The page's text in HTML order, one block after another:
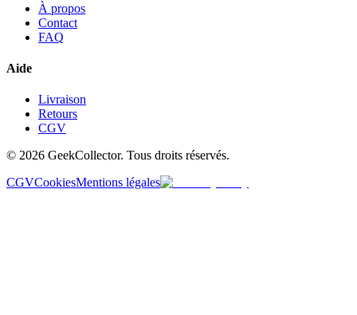
À propos
Contact
FAQ
Aide
Livraison
Retours
CGV
© 2026 GeekCollector. Tous droits réservés.
CGVCookiesMentions légales